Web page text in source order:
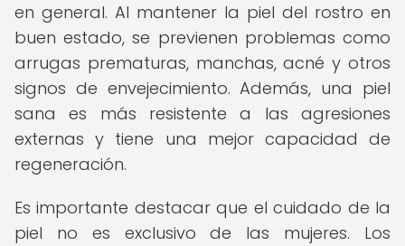
en general. Al mantener la piel del rostro en
buen estado, se previenen problemas como
arrugas prematuras, manchas, acné y otros
signos de envejecimiento. Además, una piel
sana es más resistente a las agresiones
externas y tiene una mejor capacidad de
regeneración.
Es importante destacar que el cuidado de la
piel no es exclusivo de las mujeres. Los